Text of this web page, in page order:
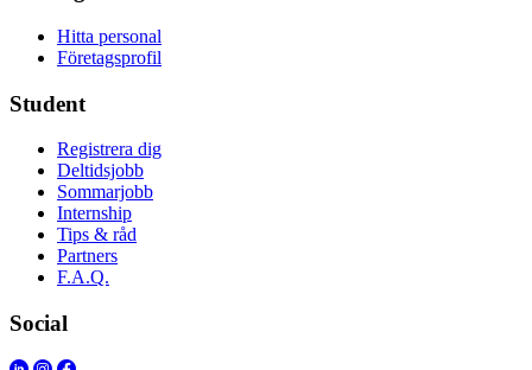
Hitta personal
Företagsprofil
Student
Registrera dig
Deltidsjobb
Sommarjobb
Internship
Tips & råd
Partners
F.A.Q.
Social